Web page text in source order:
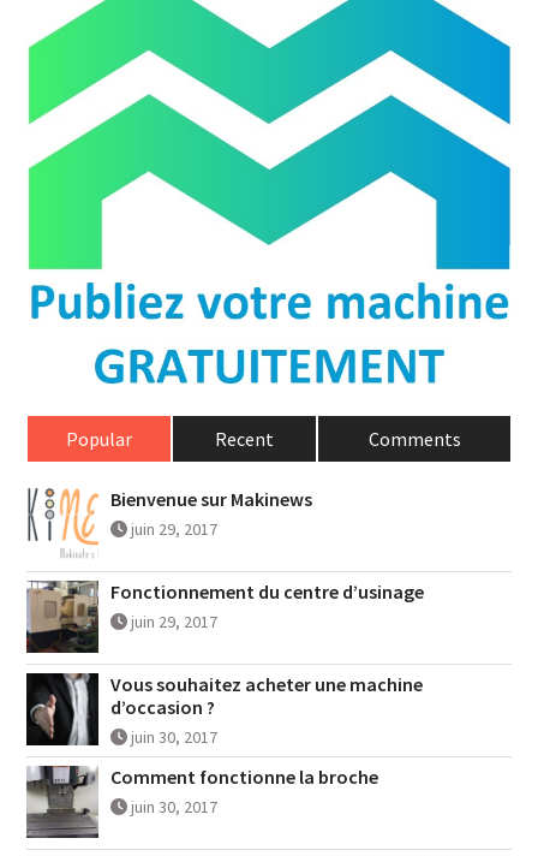
Popular Recent Comments
Bienvenue sur Makinews
juin 29, 2017
Fonctionnement du centre d’usinage
juin 29, 2017
Vous souhaitez acheter une machine
d’occasion ?
juin 30, 2017
Comment fonctionne la broche
juin 30, 2017